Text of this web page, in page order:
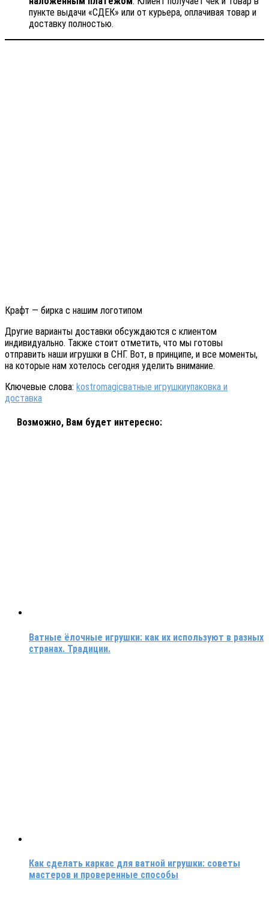
пункте выдачи «СДЕК» или от курьера, оплачивая товар и
доставку полностью.
Крафт — бирка с нашим логотипом
Другие варианты доставки обсуждаются с клиентом
индивидуально. Также стоит отметить, что мы готовы
отправить наши игрушки в СНГ. Вот, в принципе, и все моменты,
на которые нам хотелось сегодня уделить внимание.
Ключевые слова: kostromagicватные игрушкиупаковка и
доставка
Возможно, Вам будет интересно:
Ватные ёлочные игрушки: как их используют в разных
странах. Традиции.
Как сделать каркас для ватной игрушки: советы
мастеров и проверенные способы